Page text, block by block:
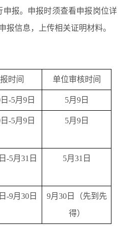
申报。申报时须查看申报岗位详
报信息，上传相关证明材料。
时间 单位审核时间
-5月9日 5月9日
-5月9日 5月9日
-5月31日 5月31日
-9月30日
9月30日（先到先
得）